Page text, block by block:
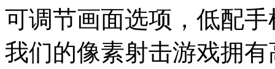
可调节画面选项，低配
我们的像素射击游戏拥